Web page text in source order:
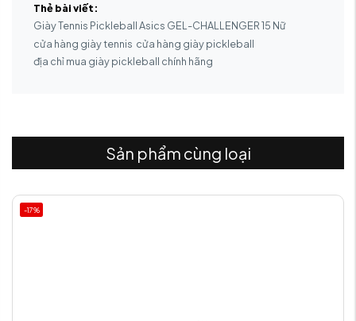
Thẻ bài viết:
Giày Tennis Pickleball Asics GEL-CHALLENGER 15 Nữ
cửa hàng giày tennis cửa hàng giày pickleball
địa chỉ mua giày pickleball chính hãng
Sản phẩm cùng loại